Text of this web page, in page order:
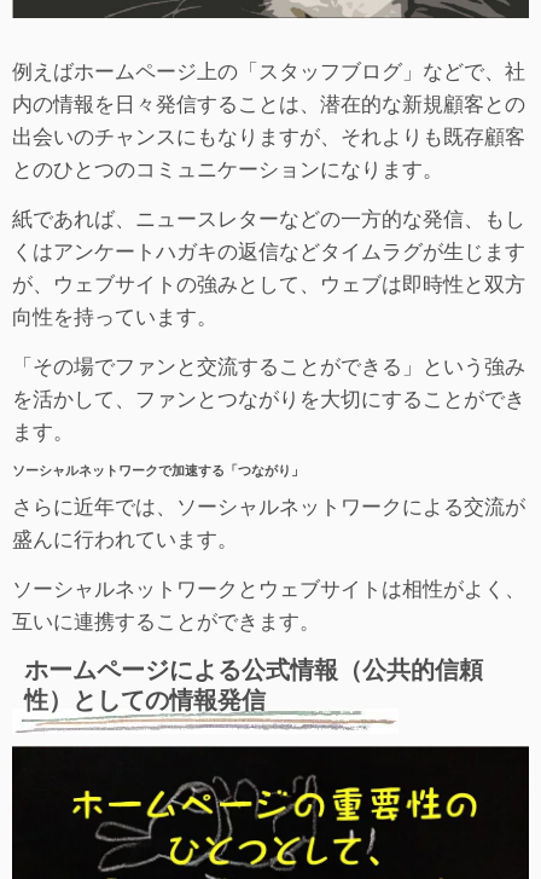
例えばホームページ上の「スタッフブログ」などで、社
内の情報を日々発信することは、潜在的な新規顧客との
出会いのチャンスにもなりますが、それよりも既存顧客
とのひとつのコミュニケーションになります。
紙であれば、ニュースレターなどの一方的な発信、もし
くはアンケートハガキの返信などタイムラグが生じます
が、ウェブサイトの強みとして、ウェブは即時性と双方
向性を持っています。
「その場でファンと交流することができる」という強み
を活かして、ファンとつながりを大切にすることができ
ます。
ソーシャルネットワークで加速する「つながり」
さらに近年では、ソーシャルネットワークによる交流が
盛んに行われています。
ソーシャルネットワークとウェブサイトは相性がよく、
互いに連携することができます。
ホームページによる公式情報（公共的信頼
性）としての情報発信